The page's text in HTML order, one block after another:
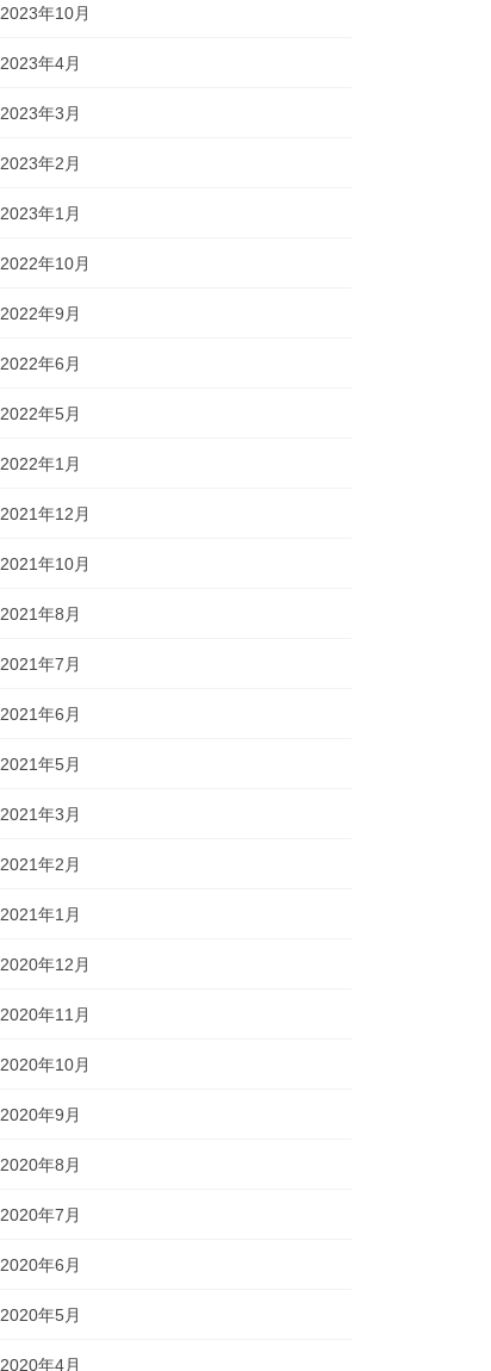
2023年10月
2023年4月
2023年3月
2023年2月
2023年1月
2022年10月
2022年9月
2022年6月
2022年5月
2022年1月
2021年12月
2021年10月
2021年8月
2021年7月
2021年6月
2021年5月
2021年3月
2021年2月
2021年1月
2020年12月
2020年11月
2020年10月
2020年9月
2020年8月
2020年7月
2020年6月
2020年5月
2020年4月